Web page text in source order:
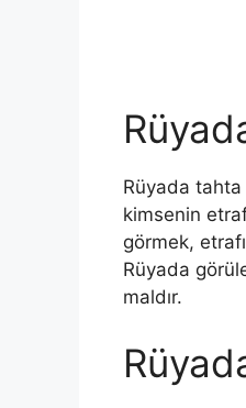
Rüyada tahta
kimsenin
görmek,
Rüyada
maldır.